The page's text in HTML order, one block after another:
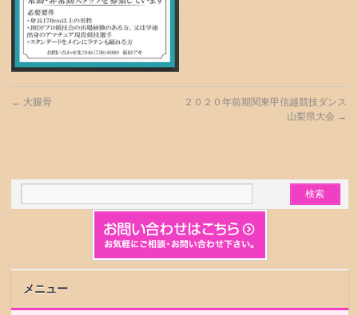
← 大腿骨
２０２０年前期関東甲信越競技ダンス
山梨県大会 →
メニュー